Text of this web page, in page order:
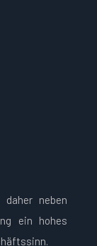
neben
ein hohes